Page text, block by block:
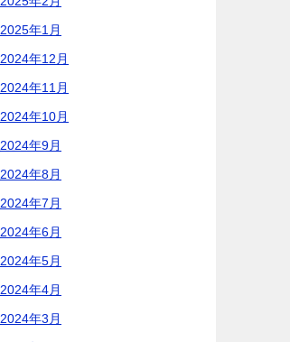
2025年1月
2024年12月
2024年11月
2024年10月
2024年9月
2024年8月
2024年7月
2024年6月
2024年5月
2024年4月
2024年3月